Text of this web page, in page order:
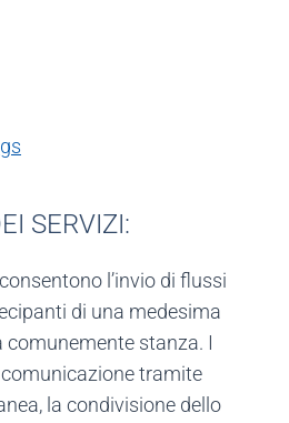
SERVIZI:
l’invio di flussi
di una medesima
comunemente stanza. I
tramite
la condivisione dello